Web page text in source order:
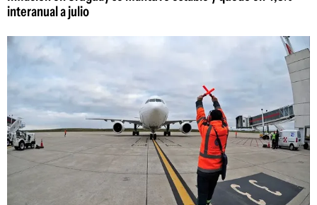
interanual a julio